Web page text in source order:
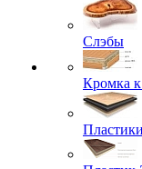
Слэбы
Кромка